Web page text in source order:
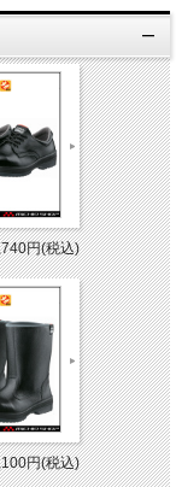
円(税込)
円(税込)